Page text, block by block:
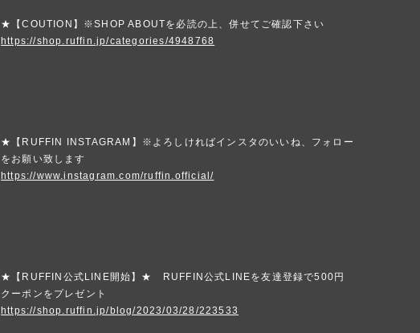
★【COUTION】※SHOP ABOUTを必読の上、併せてご確認下さい
https://shop.ruffin.jp/categories/4948768
★【RUFFIN INSTAGRAM】※よろしければインスタのいいね、フォロー
をお願い致します
https://www.instagram.com/ruffin.official/
★【RUFFIN公式LINE開始】★ RUFFIN公式LINEを友達登録で500円
クーポンをプレゼント
https://shop.ruffin.jp/blog/2023/03/28/223533